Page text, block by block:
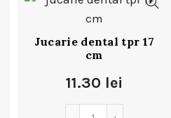
Jucarie dental tpr 17
cm
11.30 lei